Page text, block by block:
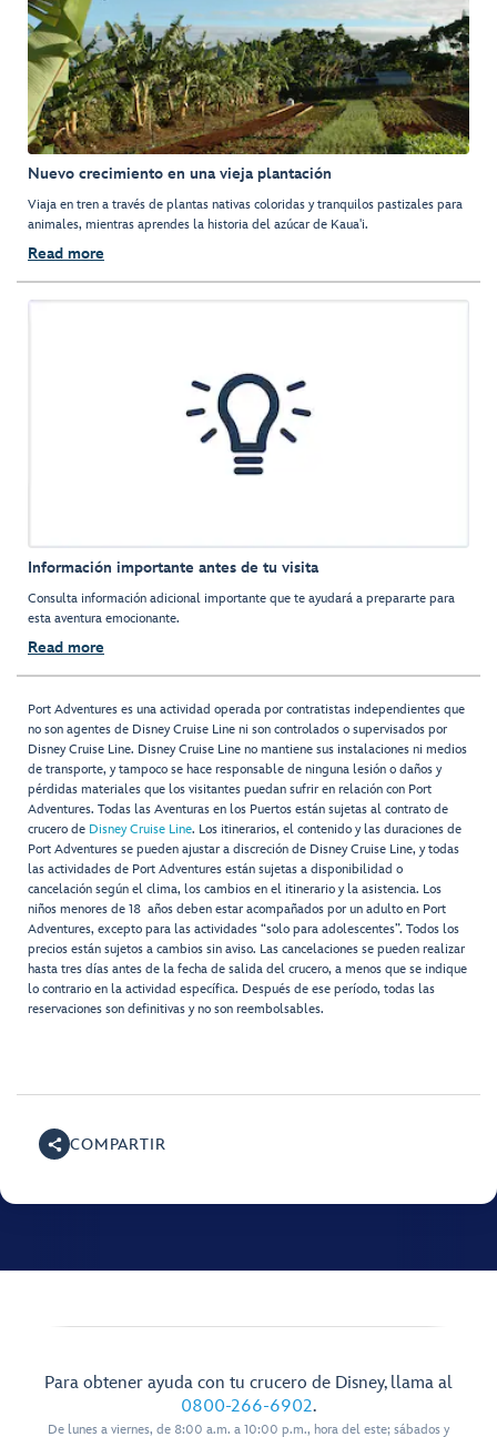
Nuevo crecimiento en una vieja plantación
Viaja en tren a través de plantas nativas coloridas y tranquilos pastizales para
animales, mientras aprendes la historia del azúcar de Kaua'i.
Read more
Información importante antes de tu visita
Consulta información adicional importante que te ayudará a prepararte para
esta aventura emocionante.
Read more
Port Adventures es una actividad operada por contratistas independientes que
no son agentes de Disney Cruise Line ni son controlados o supervisados por
Disney Cruise Line. Disney Cruise Line no mantiene sus instalaciones ni medios
de transporte, y tampoco se hace responsable de ninguna lesión o daños y
pérdidas materiales que los visitantes puedan sufrir en relación con Port
Adventures. Todas las Aventuras en los Puertos están sujetas al contrato de
crucero de Disney Cruise Line. Los itinerarios, el contenido y las duraciones de
Port Adventures se pueden ajustar a discreción de Disney Cruise Line, y todas
las actividades de Port Adventures están sujetas a disponibilidad o
cancelación según el clima, los cambios en el itinerario y la asistencia. Los
niños menores de 18 años deben estar acompañados por un adulto en Port
Adventures, excepto para las actividades “solo para adolescentes”. Todos los
precios están sujetos a cambios sin aviso. Las cancelaciones se pueden realizar
hasta tres días antes de la fecha de salida del crucero, a menos que se indique
lo contrario en la actividad específica. Después de ese período, todas las
reservaciones son definitivas y no son reembolsables.
COMPARTIR
Para obtener ayuda con tu crucero de Disney, llama al
0800-266-6902.
De lunes a viernes, de 8:00 a.m. a 10:00 p.m., hora del este; sábados y